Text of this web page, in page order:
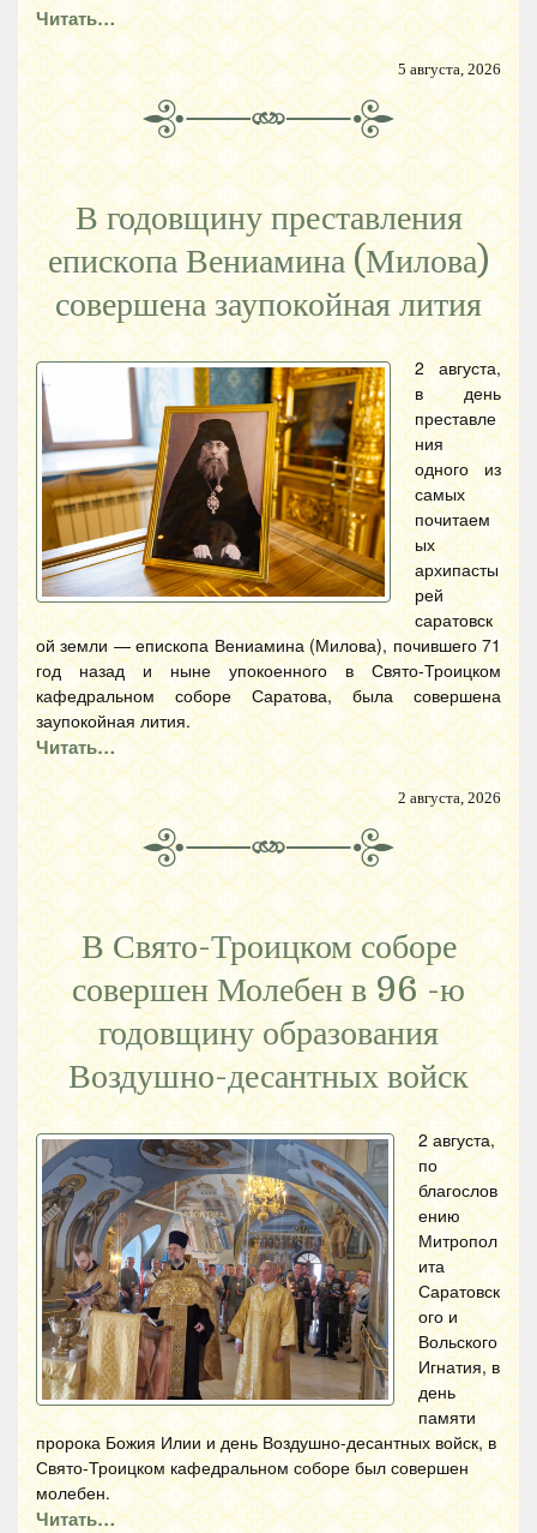
Читать…
5 августа, 2026
В годовщину преставления
епископа Вениамина (Милова)
совершена заупокойная лития
2 августа,
в день
преставле
ния
одного из
самых
почитаем
ых
архипасты
рей
саратовск
ой земли — епископа Вениамина (Милова), почившего 71
год назад и ныне упокоенного в Свято-Троицком
кафедральном соборе Саратова, была совершена
заупокойная лития.
Читать…
2 августа, 2026
В Свято-Троицком соборе
совершен Молебен в 96 -ю
годовщину образования
Воздушно-десантных войск
2 августа,
по
благослов
ению
Митропол
ита
Саратовск
ого и
Вольского
Игнатия, в
день
памяти
пророка Божия Илии и день Воздушно-десантных войск, в
Свято-Троицком кафедральном соборе был совершен
молебен.
Читать…